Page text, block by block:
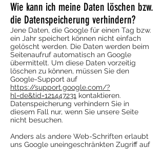
Wie kann ich meine Daten löschen bzw.
die Datenspeicherung verhindern?
Jene Daten, die Google für einen Tag bzw.
ein Jahr speichert können nicht einfach
gelöscht werden. Die Daten werden beim
Seitenaufruf automatisch an Google
übermittelt. Um diese Daten vorzeitig
löschen zu können, müssen Sie den
Google-Support auf
https://support.google.com/?
hl=de&tid=121447231 kontaktieren.
Datenspeicherung verhindern Sie in
diesem Fall nur, wenn Sie unsere Seite
nicht besuchen.
Anders als andere Web-Schriften erlaubt
uns Google uneingeschränkten Zugriff auf